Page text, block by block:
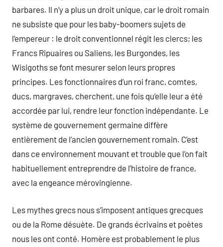
barbares. Il n’y a plus un droit unique, car le droit romain
ne subsiste que pour les baby-boomers sujets de
l’empereur : le droit conventionnel régit les clercs; les
Francs Ripuaires ou Saliens, les Burgondes, les
Wisigoths se font mesurer selon leurs propres
principes. Les fonctionnaires d’un roi franc, comtes,
ducs, margraves, cherchent, une fois qu’elle leur a été
accordée par lui, rendre leur fonction indépendante. Le
système de gouvernement germaine diffère
entièrement de l’ancien gouvernement romain. C’est
dans ce environnement mouvant et trouble que l’on fait
habituellement entreprendre de l’histoire de france,
avec la engeance mérovingienne.
Les mythes grecs nous s’imposent antiques grecques
ou de la Rome désuète. De grands écrivains et poètes
nous les ont conté. Homère est probablement le plus